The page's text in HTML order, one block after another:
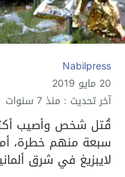
Nabilpress
20 مايو 2019
آخر تحديث : منذ 7 سنوات
سبعة منهم خطرة،
لايبزيغ في شرق